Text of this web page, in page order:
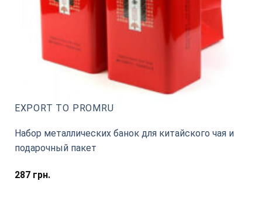
EXPORT TO PROMRU
Набор металлических банок для китайского чая и
подарочный пакет
287грн.